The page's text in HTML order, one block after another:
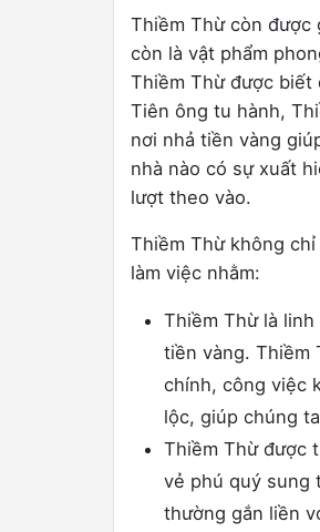
Thiềm Thừ còn được
còn là vật phẩm
Thiềm Thừ được biết
Tiên ông tu hành,
nơi nhả tiền vàng
nhà nào có sự xuất
lượt theo vào.
Thiềm Thừ không
làm việc nhằm:
Thiềm Thừ là
tiền vàng. Thiềm
chính, công việc
lộc, giúp chúng
Thiềm Thừ được
vẻ phú quý sung
thường gắn liền